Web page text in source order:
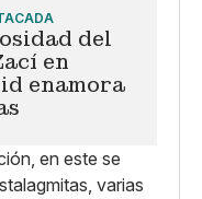
del
en
enamora
en este se
varias